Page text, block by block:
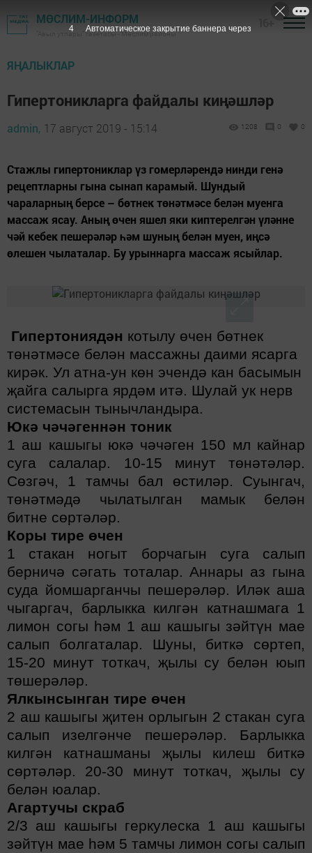
МӨСЛИМ-ИНФОРМ
"Авыл утлары" газетасы - Мөслим районы
ЯҢАЛЫКЛАР
Гипертоникларга файдалы киңәшләр
admin, 17 август 2019 - 15:14 1208 0 0
Стажлы гипертониклар үз гомерләрендә нинди генә
рецептларны гына сынап карамый. Шундый
чараларның берсе – бөтнек төнәтмәсе белән муенга
массаж ясау. Аның өчен яшел яки киптерелгән үләнне
чәй кебек пешерәләр һәм шуның белән муен, иңсә
өлешен чылаталар. Бу урыннарга массаж ясыйлар.
Гипертониядән котылу өчен бөтнек
төнәтмәсе белән массажны даими ясарга
кирәк. Ул атна-ун көн эчендә кан басымын
җайга салырга ярдәм итә. Шулай ук нерв
системасын тынычландыра.
Юкә чәчәгеннән тоник
1 аш кашыгы юкә чәчәген 150 мл кайнар
суга салалар. 10-15 минут төнәтәләр.
Сөзгәч, 1 тамчы бал өстиләр. Суынгач,
төнәтмәдә чылатылган мамык белән
битне сөртәләр.
Коры тире өчен
1 стакан ногыт борчагын суга салып
берничә сәгать тоталар.Аннары аз гына
суда йомшарганчы пешерәләр. Иләк аша
чыгаргач, барлыкка килгән катнашмага 1
лимон согы һәм 1 аш кашыгы зәйтүн мае
салып болгаталар. Шуны, биткә сөртеп,
15-20 минут тоткач, җылы су белән юып
төшерәләр.
Ялкынсынган тире өчен
2 аш кашыгы җитен орлыгын 2 стакан суга
салып изелгәнче пешерәләр. Барлыкка
килгән катнашманы җылы килеш биткә
сөртәләр. 20-30 минут тоткач, җылы су
белән юалар.
Агартучы скраб
2/3 аш кашыгы геркулеска 1 аш кашыгы
зәйтүн мае һәм 5 тамчы лимон согы салып
3 Автоматическое закрытие баннера через